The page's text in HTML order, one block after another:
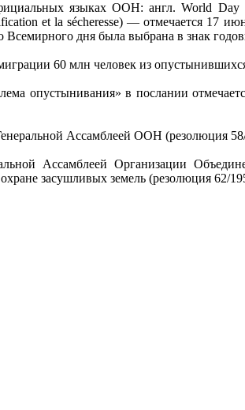
языках ООН: англ. World
et la sécheresse) — отмечается 17
дня была выбрана в знак
миграции 60 млн человек из
опустынивания» в послании
Ассамблеей ООН (резолюция 58/
Ассамблеей Организации
засушливых земель (резолюция 62/